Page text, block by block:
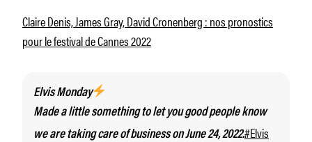
Claire Denis, James Gray, David Cronenberg : nos pronostics
pour le festival de Cannes 2022
Elvis Monday
Made a little something to let you good people know
we are taking care of business on June 24, 2022.#Elvis